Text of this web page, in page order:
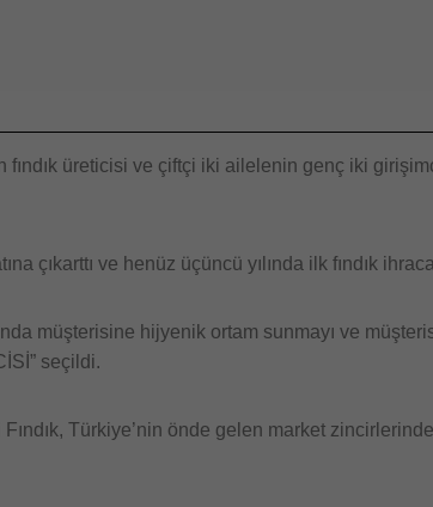
fındık üreticisi ve çiftçi iki ailelenin genç iki
çıkarttı ve henüz üçüncü yılında ilk fındık
müşterisine hijyenik ortam sunmayı ve
seçildi.
Türkiye’nin önde gelen market